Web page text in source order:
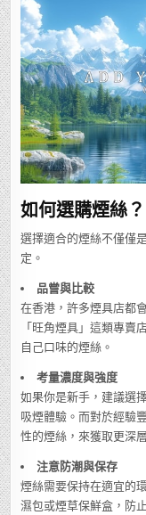
如何選購煙絲？
選擇適合的煙絲不僅僅
定。
品嘗與比較
在香港，許多煙具店都
「旺角煙具」這類專賣
自己口味的煙絲。
考量濃度與強度
如果你是新手，建議選
吸煙體驗。而對於經驗
性的煙絲，來獲取更深
注意防潮與保存
煙絲需要保持在適宜的
濕包或煙草保鮮盒，防